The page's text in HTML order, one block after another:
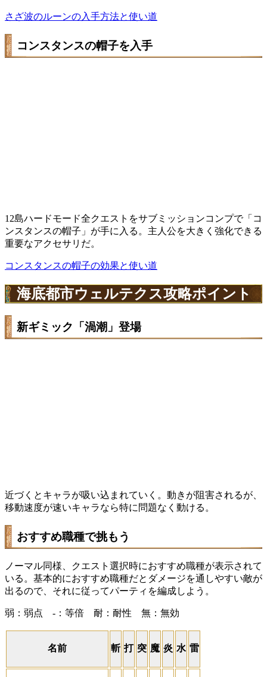
さざ波のルーンの入手方法と使い道
コンスタンスの帽子を入手
12島ハードモード全クエストをサブミッションコンプで「コ
ンスタンスの帽子」が手に入る。主人公を大きく強化できる
重要なアクセサリだ。
コンスタンスの帽子の効果と使い道
海底都市ウェルテクス攻略ポイント
新ギミック「渦潮」登場
近づくとキャラが吸い込まれていく。動きが阻害されるが、
移動速度が速いキャラなら特に問題なく動ける。
おすすめ職種で挑もう
ノーマル同様、クエスト選択時におすすめ職種が表示されて
いる。基本的におすすめ職種だとダメージを通しやすい敵が
出るので、それに従ってパーティを編成しよう。
弱：弱点 -：等倍 耐：耐性 無：無効
名前 斬 打 突 魔 炎 水 雷